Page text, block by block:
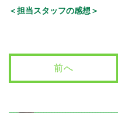
＜担当スタッフの感想＞
前へ